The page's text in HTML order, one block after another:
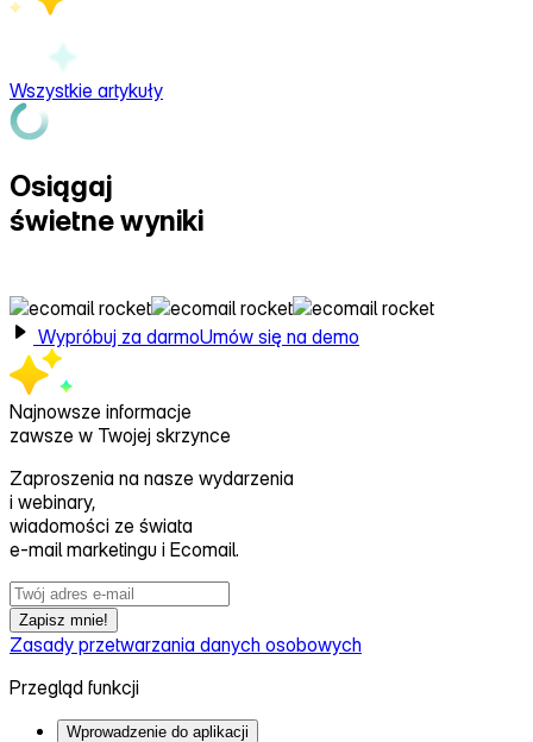
Wszystkie artykuły
Osiągaj
świetne wyniki
Wypróbuj za darmoUmów się na demo
Najnowsze informacje
zawsze w Twojej skrzynce
Zaproszenia na nasze wydarzenia
i webinary,
wiadomości ze świata
e‑mail marketingu i Ecomail.
Zapisz mnie!
Zasady przetwarzania danych osobowych
Przegląd funkcji
Wprowadzenie do aplikacji